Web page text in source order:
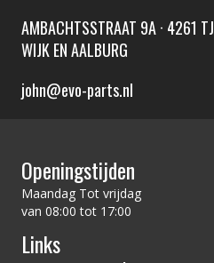
AMBACHTSSTRAAT 9A · 4261 TJ
WIJK EN AALBURG
john@evo-parts.nl
Openingstijden
Maandag Tot vrijdag
van 08:00 tot 17:00
Links